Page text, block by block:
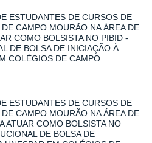
ESTUDANTES DE CURSOS DE
CAMPO MOURÃO NA ÁREA DE
COMO BOLSISTA NO PIBID -
DE BOLSA DE INICIAÇÃO À
COLÉGIOS DE CAMPO
ESTUDANTES DE CURSOS DE
CAMPO MOURÃO NA ÁREA DE
ATUAR COMO BOLSISTA NO
DE BOLSA DE